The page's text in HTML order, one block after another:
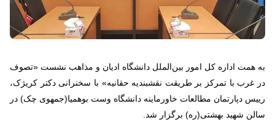
به همت اداره کل امور بین‌الملل دانشگاه ادیان و مذاهب نشست «تصوف
در غرب با تمرکز بر طریقت نقشبندیه حقانیه» با سخنرانی دکتر کریژک،
رییس دپارتمان مطالعات خاورماینه دانشگاه وست بوهمیا(جمهوی چک) در
سالن شهید بهشتی(ره) برگزار شد.